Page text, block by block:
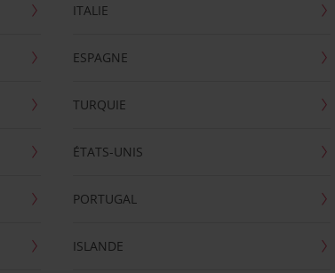
ITALIE
ESPAGNE
TURQUIE
ÉTATS-UNIS
PORTUGAL
ISLANDE